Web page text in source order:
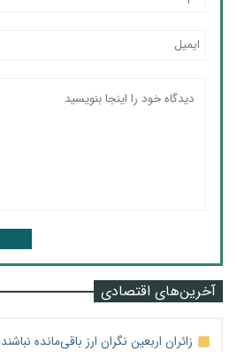
آخرین‌های اقتصادی
زائران اربعین نگران ارز باقی‌مانده